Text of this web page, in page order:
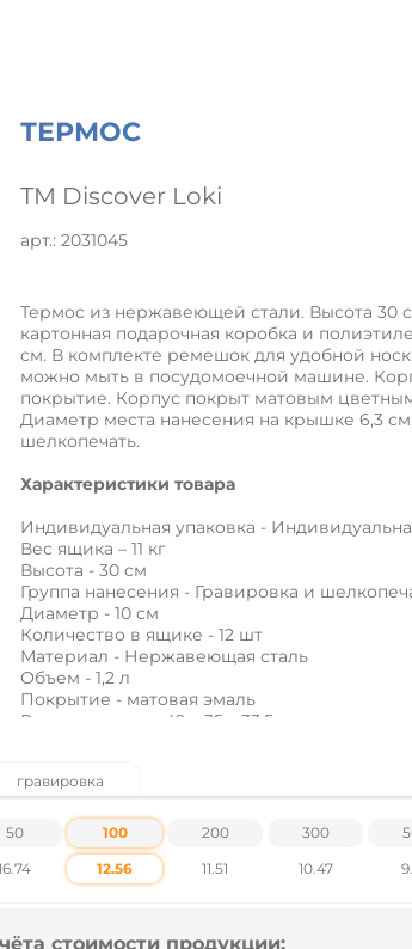
ТЕРМОС
TM Discover Loki
арт.: 2031045
Термос из нержавеющей стали. Высота 30
картонная подарочная коробка и
см. В комплекте ремешок для удобной
можно мыть в посудомоечной машине.
покрытие. Корпус покрыт матовым
Диаметр места нанесения на крышке 6,3
шелкопечать.
Характеристики товара
Индивидуальная упаковка -
Вес ящика – 11 кг
Высота - 30 см
Группа нанесения - Гравировка и
Диаметр - 10 см
Количество в ящике - 12 шт
Материал - Нержавеющая сталь
Объем - 1,2 л
Покрытие - матовая эмаль
Размер ящика – 49 х 35 х 33.5 см
Цены указаны без учета НДС.
Наличие и цены уточняйте у наших
гравировка
50 100 200 300
12.56 11.51 10.47
стоимости продукции: